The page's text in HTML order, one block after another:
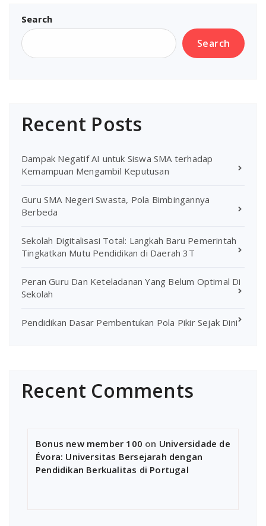
Search
Search
Recent Posts
Dampak Negatif AI untuk Siswa SMA terhadap
Kemampuan Mengambil Keputusan
Guru SMA Negeri Swasta, Pola Bimbingannya
Berbeda
Sekolah Digitalisasi Total: Langkah Baru Pemerintah
Tingkatkan Mutu Pendidikan di Daerah 3T
Peran Guru Dan Keteladanan Yang Belum Optimal Di
Sekolah
Pendidikan Dasar Pembentukan Pola Pikir Sejak Dini
Recent Comments
Bonus new member 100 on Universidade de
Évora: Universitas Bersejarah dengan
Pendidikan Berkualitas di Portugal